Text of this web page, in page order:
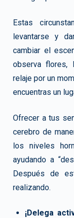
Estas
levantarse y
cambiar el
observa flores,
relaje por un
encuentras un
Ofrecer a tus
cerebro de
los niveles
ayudando a
Después de
realizando.
¡Delega